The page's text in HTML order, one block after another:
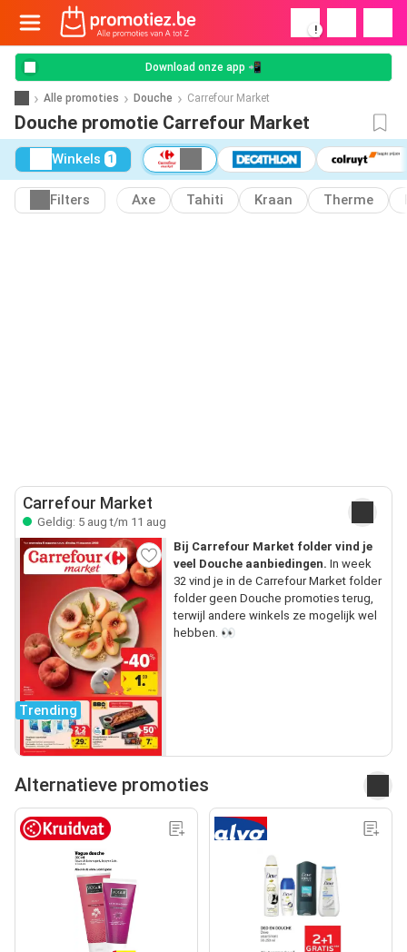
!
Download onze app 📲
Alle promoties Douche Carrefour Market
Douche promotie Carrefour Market
Winkels 1
Filters Axe Tahiti Kraan Therme
Carrefour Market
Geldig: 5 aug t/m 11 aug
Trending
Bij Carrefour Market folder vind je
veel Douche aanbiedingen. In week
32 vind je in de Carrefour Market folder
folder geen Douche promoties terug,
terwijl andere winkels ze mogelijk wel
hebben. 👀
Alternatieve promoties